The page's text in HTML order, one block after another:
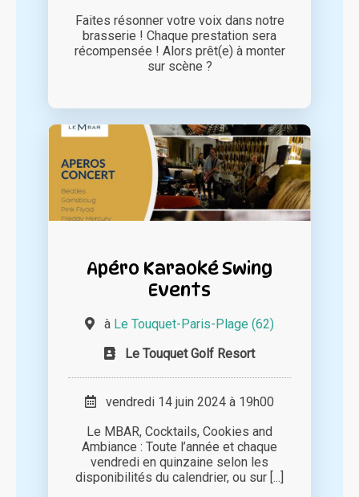
Faites résonner votre voix dans notre
brasserie ! Chaque prestation sera
récompensée ! Alors prêt(e) à monter
sur scène ?
Apéro Karaoké Swing
Events
à Le Touquet-Paris-Plage (62)
Le Touquet Golf Resort
vendredi 14 juin 2024 à 19h00
Le MBAR, Cocktails, Cookies and
Ambiance : Toute l’année et chaque
vendredi en quinzaine selon les
disponibilités du calendrier, ou sur [...]